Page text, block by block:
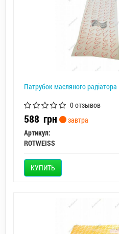
Патрубок масляного радіатора
0 отзывов
588 грн
завтра
Артикул:
ROTWEISS
КУПИТЬ